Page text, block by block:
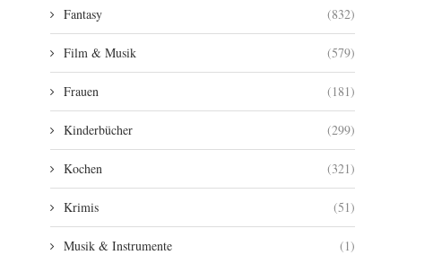
Fantasy (832)
Film & Musik (579)
Frauen (181)
Kinderbücher (299)
Kochen (321)
Krimis (51)
Musik & Instrumente (1)